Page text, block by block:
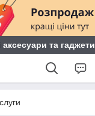
та гаджети